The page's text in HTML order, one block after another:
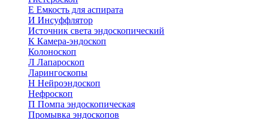
Е Емкость для аспирата
И Инсуффлятор
Источник света эндоскопический
К Камера-эндоскоп
Колоноскоп
Л Лапароскоп
Ларингоскопы
Н Нейроэндоскоп
Нефроскоп
П Помпа эндоскопическая
Промывка эндоскопов